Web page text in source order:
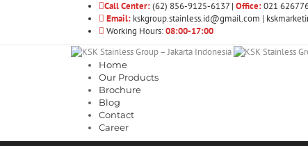
Call Center:(62) 856-9125-6137 | Office:021
Email: kskgroup.stainless.id@gmail.com |
Working Hours:08:00-17:00
Home
Our Products
Brochure
Blog
Contact
Career